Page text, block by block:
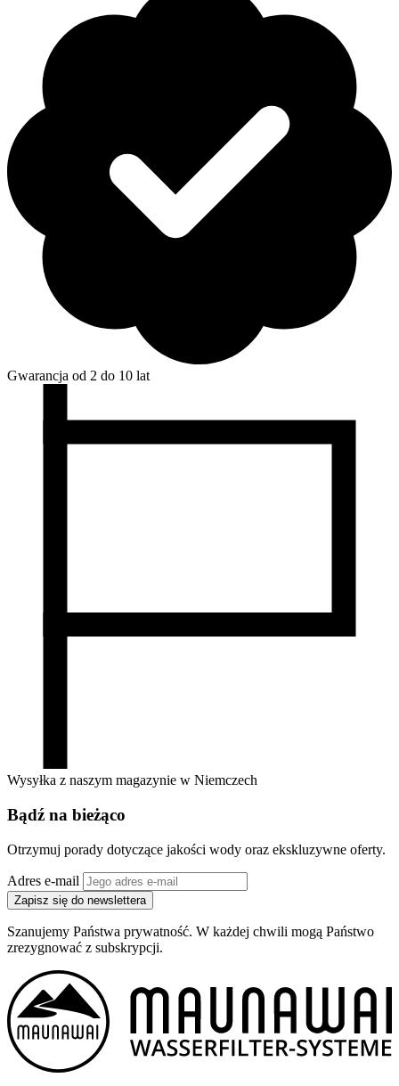
Gwarancja od 2 do 10 lat
Wysyłka z naszym magazynie w Niemczech
Bądź na bieżąco
Otrzymuj porady dotyczące jakości wody oraz ekskluzywne oferty.
Adres e-mail
Zapisz się do newslettera
Szanujemy Państwa prywatność. W każdej chwili mogą Państwo
zrezygnować z subskrypcji.